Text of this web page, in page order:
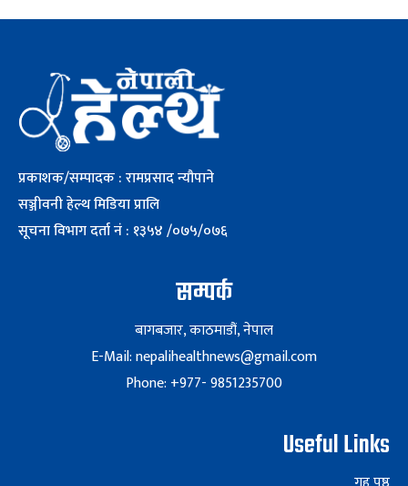
प्रकाशक/सम्पादक : रामप्रसाद न्यौपाने
सञ्जीवनी हेल्थ मिडिया प्रालि
सूचना विभाग दर्ता नं : १३५४ /०७५/०७६
सम्पर्क
बागबजार, काठमाडौं, नेपाल
E-Mail: nepalihealthnews@gmail.com
Phone: +977- 9851235700
Useful Links